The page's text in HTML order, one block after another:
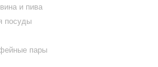
и пива
посуды
пары